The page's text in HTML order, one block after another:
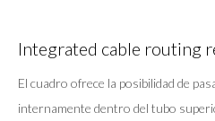
Integrated cable routing
El cuadro ofrece la posibilidad de
internamente dentro del tubo